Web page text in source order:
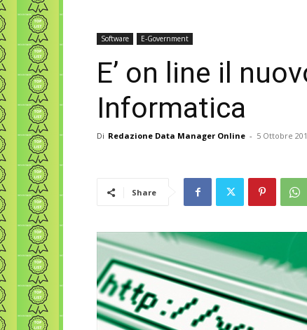
Software E-Government
E’ on line il
Informatica
Di Redazione Data Manager Online - 5 Ottobre
Share